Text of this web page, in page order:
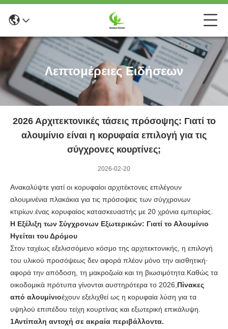
Λεπτομέρειες Ειδήσεων
2026 Αρχιτεκτονικές τάσεις πρόσοψης: Γιατί το
αλουμίνιο είναι η κορυφαία επιλογή για τις
σύγχρονες κουρτίνες;
2026-02-20
Ανακαλύψτε γιατί οι κορυφαίοι αρχιτέκτονες επιλέγουν
αλουμινένια πλακάκια για τις πρόσοψεις των σύγχρονων
κτιρίων.ένας κορυφαίος κατασκευαστής με 20 χρόνια εμπειρίας.
Η Εξέλιξη των Σύγχρονων Εξωτερικών: Γιατί το Αλουμίνιο
Ηγείται του Δρόμου
Στον ταχέως εξελισσόμενο κόσμο της αρχιτεκτονικής, η επιλογή
του υλικού προσόψεως δεν αφορά πλέον μόνο την αισθητική·
αφορά την απόδοση, τη μακροζωία και τη βιωσιμότητα.Καθώς τα
οικοδομικά πρότυπα γίνονται αυστηρότερα το 2026, Πίνακες
από αλουμίνιοέχουν εξελιχθεί ως η κορυφαία λύση για τα
υψηλού επιπέδου τείχη κουρτίνας και εξωτερική επικάλυψη.
1Αντίπαλη αντοχή σε ακραία περιβάλλοντα.